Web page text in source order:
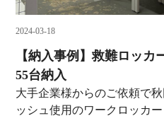
2024-03-18
【納入事例】救難ロッ
55台納入
大手企業様からのご依頼で
ッシュ使用のワークロッカ